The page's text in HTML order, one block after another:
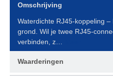
Omschrijving
Waterdichte RJ45-koppeling
grond. Wil je twee RJ45-
verbinden, z…
Waarderingen